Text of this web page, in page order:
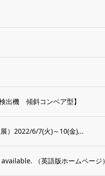
出機 傾斜コンベア型】
）2022/6/7(火)～10(金)...
（英語版ホームページ）